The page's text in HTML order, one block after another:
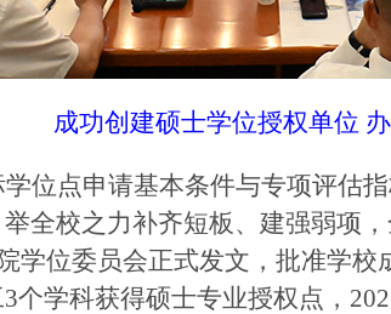
成功创建硕士学位授权单位
位点申请基本条件与专项评估
全校之力补齐短板、建强弱项
学位委员会正式发文，批准学
个学科获得硕士专业授权点，